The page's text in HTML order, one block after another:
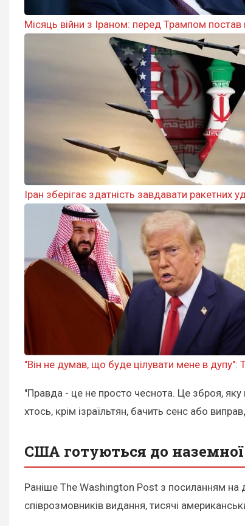
Місяць війни з Іраном: перед Трампом
Іран зберігає здатність завдавати ракетних
"Він не думав, що буде цілувати мене в дупу":
"Правда - це не просто чеснота. Це зброя, яку
хтось, крім ізраїльтян, бачить сенс або
США готуються до наземної
Раніше The Washington Post з посиланням
співрозмовників видання, тисячі